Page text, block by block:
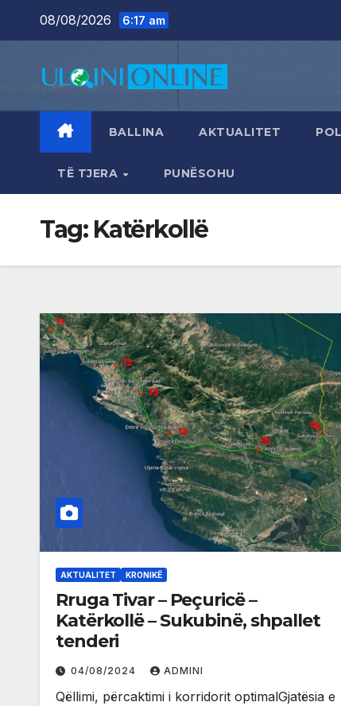
08/08/2026 6:17 am
BALLINA AKTUALITET
TË TJERA PUNËSOHU
Tag: Katërkollë
AKTUALITET KRONIKË
Rruga Tivar – Peçuricë –
Katërkollë – Sukubinë, shpallet
tenderi
04/08/2024 ADMINI
Qëllimi, përcaktimi i korridorit optimalGjatësia e